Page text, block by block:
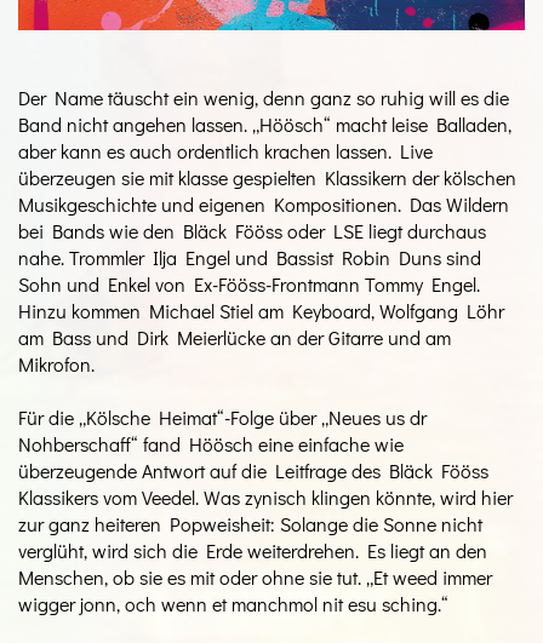
Der Name täuscht ein wenig, denn ganz so ruhig will es die
Band nicht angehen lassen. „Höösch“ macht leise Balladen,
aber kann es auch ordentlich krachen lassen. Live
überzeugen sie mit klasse gespielten Klassikern der kölschen
Musikgeschichte und eigenen Kompositionen. Das Wildern
bei Bands wie den Bläck Fööss oder LSE liegt durchaus
nahe. Trommler Ilja Engel und Bassist Robin Duns sind
Sohn und Enkel von Ex-Fööss-Frontmann Tommy Engel.
Hinzu kommen Michael Stiel am Keyboard, Wolfgang Löhr
am Bass und Dirk Meierlücke an der Gitarre und am
Mikrofon.
Für die „Kölsche Heimat“-Folge über „Neues us dr
Nohberschaff“ fand Höösch eine einfache wie
überzeugende Antwort auf die Leitfrage des Bläck Fööss
Klassikers vom Veedel. Was zynisch klingen könnte, wird hier
zur ganz heiteren Popweisheit: Solange die Sonne nicht
verglüht, wird sich die Erde weiterdrehen. Es liegt an den
Menschen, ob sie es mit oder ohne sie tut. „Et weed immer
wigger jonn, och wenn et manchmol nit esu sching.“